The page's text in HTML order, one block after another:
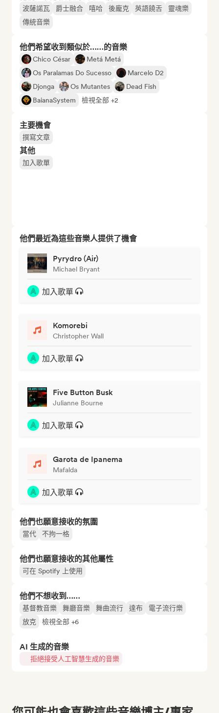
波薩諾瓦 爵士融合 嘻哈 後龐克 英語饒舌
靈魂樂
傳統音樂
他們希望收到類似於……的音樂
Chico César
Metá Metá
Os Paralamas Do Sucesso
Marcelo D2
Djonga
Os Mutantes
Dead Fish
BaianaSystem
檢視全部 +2
主要機會
撰寫文章
其他
加入歌單
他們最近為這些音樂人提供了機會
Pyrydro (Air)
Michael Bryant
加入歌單
Komorebi
Christopher Wall
加入歌單
Five Button Busk
Julianne Bourne
加入歌單
Garota de Ipanema
Mafalda
加入歌單
他們也願意接收的氛圍
當代 不拘一格
他們也願意接收的其他屬性
可在 Spotify 上使用
他們不想收到……
基督教音樂 舞廳音樂 舞曲流行 達布
電子流行樂
放克
檢視全部 +6
AI 生成的音樂
拒絕接受人工智慧生成的音樂